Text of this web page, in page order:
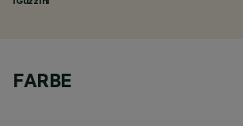
FARBE